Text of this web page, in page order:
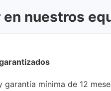
nuestros
mínima de 12